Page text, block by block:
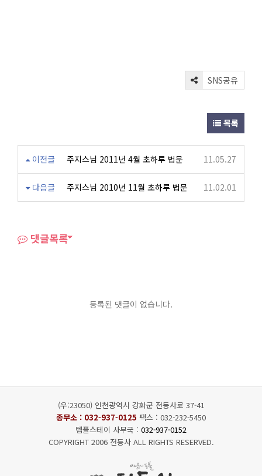
SNS공유
목록
이전글 주지스님 2011년 4월 초하루 법문 11.05.27
다음글 주지스님 2010년 11월 초하루 법문 11.02.01
댓글목록
등록된 댓글이 없습니다.
(우:23050) 인천광역시 강화군 전등사로 37-41
종무소 : 032-937-0125 팩스 : 032-232-5450
템플스테이 사무국 : 032-937-0152
COPYRIGHT 2006 전등사 ALL RIGHTS RESERVED.